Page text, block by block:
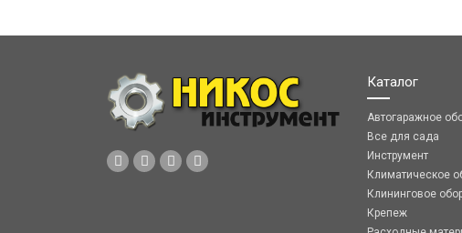
Каталог
Автогаражное
Все для сада
Инструмент
Климатическое
Клининговое
Крепеж